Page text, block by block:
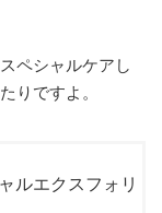
ペシャルケアし
りですよ。
ルエクスフォリ